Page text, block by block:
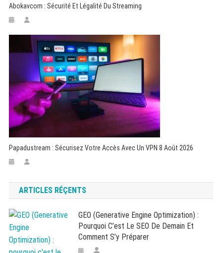
Abokavcom : Sécurité Et Légalité Du Streaming
Papadustream : Sécurisez Votre Accès Avec Un VPN 8 Août 2026
ARTICLES RÉÇENTS
GEO (Generative Engine Optimization) :
Pourquoi C’est Le SEO De Demain Et
Comment S’y Préparer